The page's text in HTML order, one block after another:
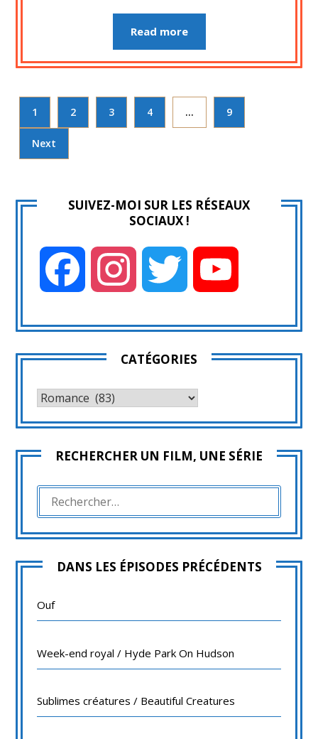
Read more
1 2 3 4 … 9
Next
SUIVEZ-MOI SUR LES RÉSEAUX
SOCIAUX !
Facebook Instagram Twitter
CATÉGORIES
CATÉGORIES
RECHERCHER UN FILM, UNE SÉRIE
DANS LES ÉPISODES PRÉCÉDENTS
Ouf
Week-end royal / Hyde Park On Hudson
Sublimes créatures / Beautiful Creatures